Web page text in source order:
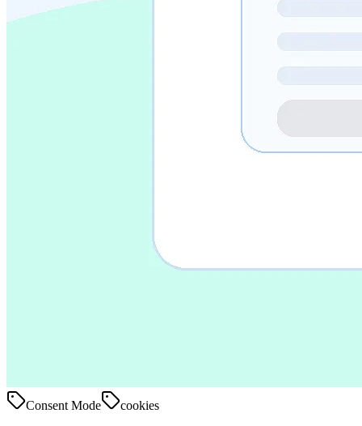
Consent Mode cookies